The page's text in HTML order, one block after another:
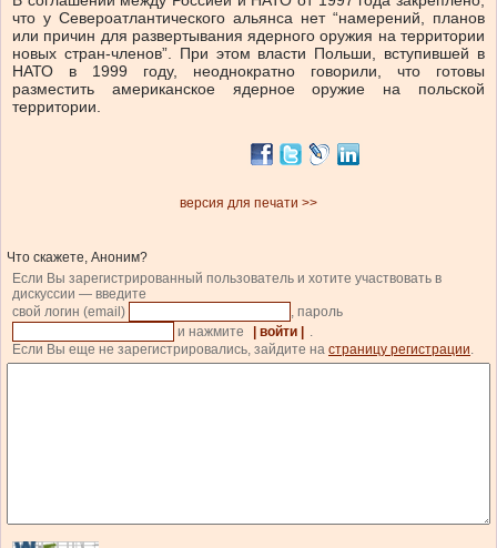
что у Североатлантического альянса нет “намерений, планов
или причин для развертывания ядерного оружия на территории
новых стран-членов”. При этом власти Польши, вступившей в
НАТО в 1999 году, неоднократно говорили, что готовы
разместить американское ядерное оружие на польской
территории.
версия для печати >>
Что скажете, Аноним?
Если Вы зарегистрированный пользователь и хотите участвовать в
дискуссии — введите
свой логин (email)
, пароль
и нажмите
| войти |
.
Если Вы еще не зарегистрировались, зайдите на страницу регистрации.